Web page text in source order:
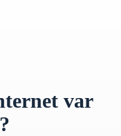
var